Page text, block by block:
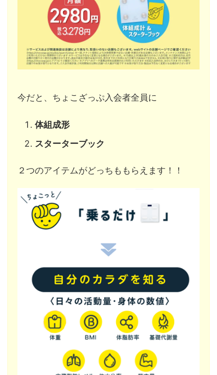
今だと、ちょこざっぷ入会者全員に
体組成形
スターターブック
２つのアイテムがどっちももらえます！！